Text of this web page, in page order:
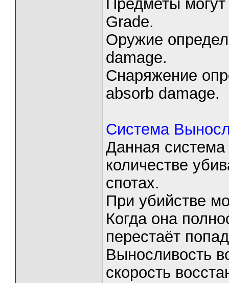
Предметы
Grade.
Оружие
damage.
Снаряжение
absorb damage.
Система
Данная система
количестве
спотах.
При убийстве
Когда она
перестаёт
Выносливость
скорость